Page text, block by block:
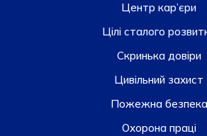
Центр кар’єри
Цілі сталого
Скринька довiри
Цивільний захист
Пожежна безпека
Охорона праці